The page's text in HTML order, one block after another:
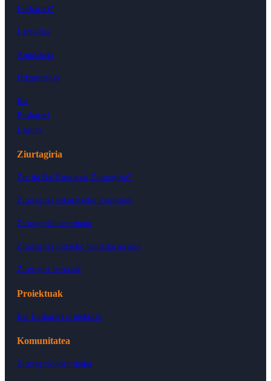
Euskarari?
Lantaldea
Antolaketa
Hitzarmenak
Bai
Euskarari
Laguna
Ziurtagiria
Zer da Bai Euskarari Ziurtagiria?
Ziurtagiria eskuratzeko irizpideak
Ziurtagiridunen mapa
Ziurtagiria lortzeko hamaika arrazoi
Ziurtagiri bereziak
Proiektuak
Bai Euskarari proiektuak
Komunitatea
Ziurtagiridunen mapa